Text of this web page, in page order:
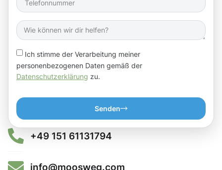
Ich stimme der Verarbeitung meiner
personenbezogenen Daten gemäß der
Datenschutzerklärung zu.
Senden
+49 151 61131794
info@moosweg.com